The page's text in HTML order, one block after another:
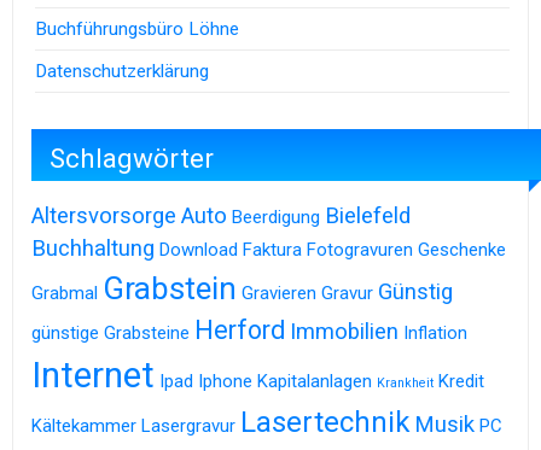
Buchführungsbüro Löhne
Datenschutzerklärung
Schlagwörter
Altersvorsorge Auto Beerdigung Bielefeld
Buchhaltung Download Faktura Fotogravuren Geschenke
Grabmal Grabstein Gravieren Gravur Günstig
günstige Grabsteine Herford Immobilien Inflation
Internet Ipad Iphone Kapitalanlagen Krankheit Kredit
Kältekammer Lasergravur Lasertechnik Musik PC